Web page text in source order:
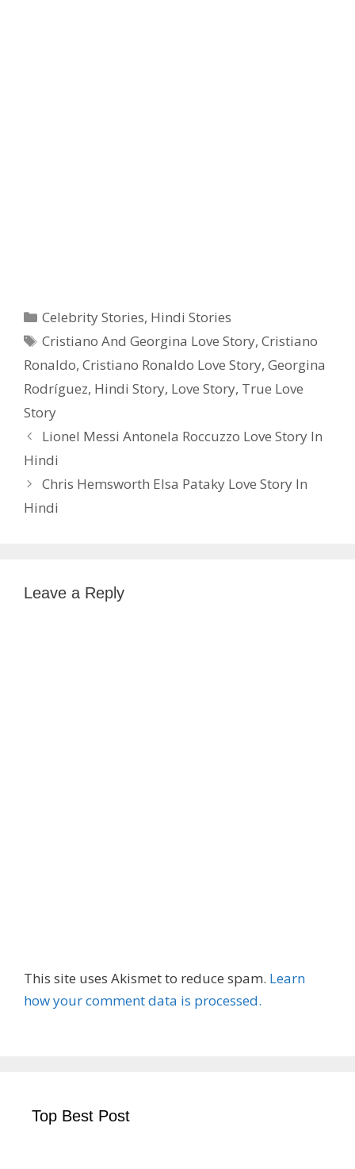
Categories
Celebrity Stories, Hindi Stories
Tags
Cristiano And Georgina Love Story,Cristiano
Ronaldo, Cristiano Ronaldo Love Story, Georgina
Rodríguez, Hindi Story, Love Story, True Love
Story
Lionel Messi Antonela Roccuzzo Love Story In
Hindi
Chris Hemsworth Elsa Pataky Love Story In
Hindi
Leave a Reply
This site uses Akismet to reduce spam. Learn
how your comment data is processed.
Top Best Post